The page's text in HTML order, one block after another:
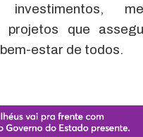
projetos que
estar de todos.